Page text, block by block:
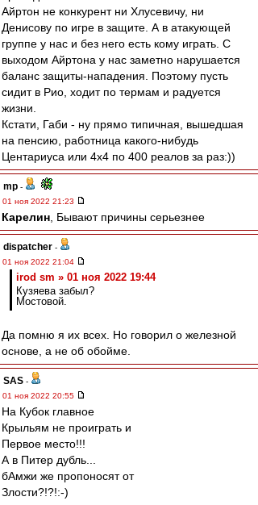
Айртон не конкурент ни Хлусевичу, ни
Денисову по игре в защите. А в атакующей
группе у нас и без него есть кому играть. С
выходом Айртона у нас заметно нарушается
баланс защиты-нападения. Поэтому пусть
сидит в Рио, ходит по термам и радуется
жизни.
Кстати, Габи - ну прямо типичная, вышедшая
на пенсию, работница какого-нибудь
Центариуса или 4х4 по 400 реалов за раз:))
mp -
01 ноя 2022 21:23
Карелин , Бывают причины серьезнее
dispatcher -
01 ноя 2022 21:04
irod sm » 01 ноя 2022 19:44
Кузяева забыл?
Мостовой.
Да помню я их всех. Но говорил о железной
основе, а не об обойме.
SAS -
01 ноя 2022 20:55
На Кубок главное
Крыльям не проиграть и
Первое место!!!
А в Питер дубль...
бАмжи же пропоносят от
Злости?!?!:-)